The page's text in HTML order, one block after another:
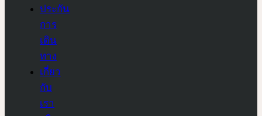
ประกัน
การ
เดิน
ทาง
เกี่ยว
กับ
เรา